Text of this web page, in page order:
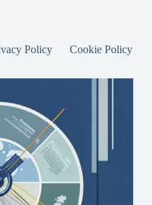
Policy Cookie Policy